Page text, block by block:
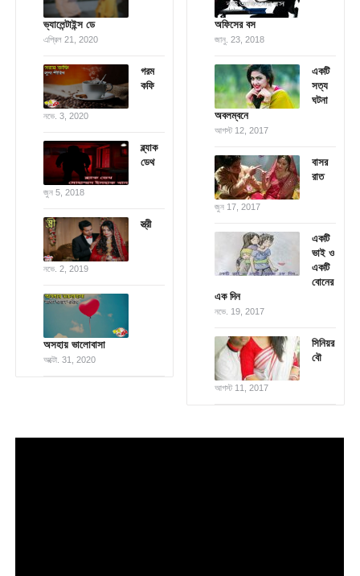
ভ্যালেন্টাইন্স ডে
এপ্রিল 21, 2020
গরম
কফি
নভে. 3, 2020
ব্ল্যাক
ডেথ
জুন 5, 2018
স্ত্রী
নভে. 2, 2019
অসহায় ভালোবাসা
অক্টো. 31, 2020
অফিসের বস
জানু. 23, 2018
একটি
সত্য
ঘটনা
অবলম্বনে
আগস্ট 12, 2017
বাসর
রাত
জুন 17, 2017
একটি
ভাই ও
একটি
বোনের
এক দিন
নভে. 19, 2017
সিনিয়র
বৌ
আগস্ট 11, 2017